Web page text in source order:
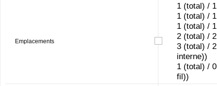
Emplacements
1 (total) /
1 (total) /
1 (total) /
2 (total) /
3 (total) /
interne))
1 (total) /
fil))